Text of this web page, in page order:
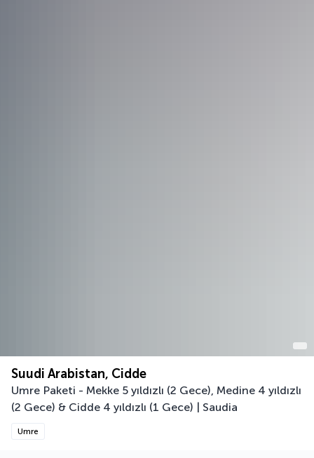
Suudi Arabistan, Cidde
Umre Paketi - Mekke 5 yıldızlı (2 Gece), Medine 4 yıldızlı
(2 Gece) & Cidde 4 yıldızlı (1 Gece) | Saudia
Umre